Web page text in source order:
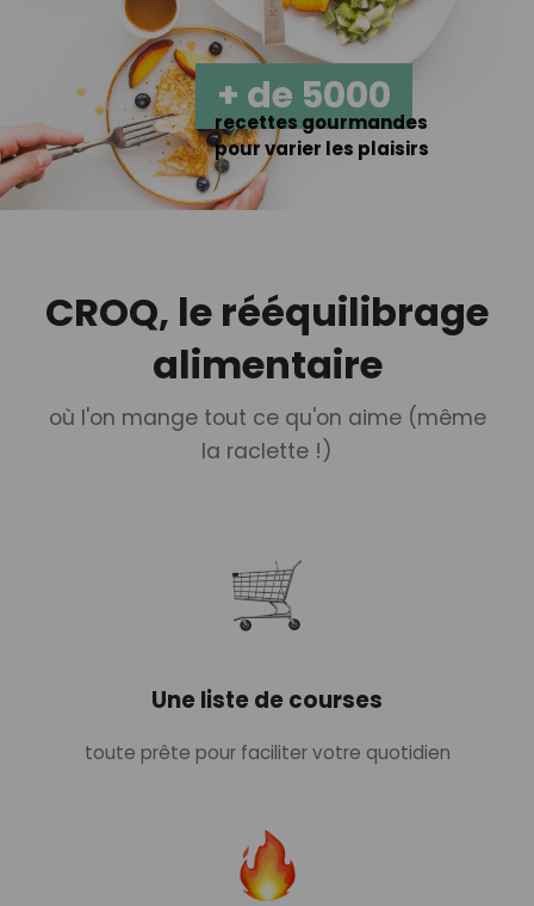
+ de 5000
recettes gourmandes
pour varier les plaisirs
CROQ, le rééquilibrage
alimentaire
où l'on mange tout ce qu'on aime (même
la raclette !)
Une liste de courses
toute prête pour faciliter votre quotidien